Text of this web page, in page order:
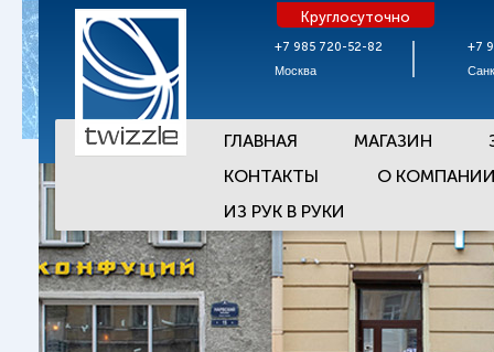
+7 985 720-52-82
Москва
Круглосуточно
+7
ГЛАВНАЯ МАГАЗИН
КОНТАКТЫ
О
ИЗ РУК В РУКИ